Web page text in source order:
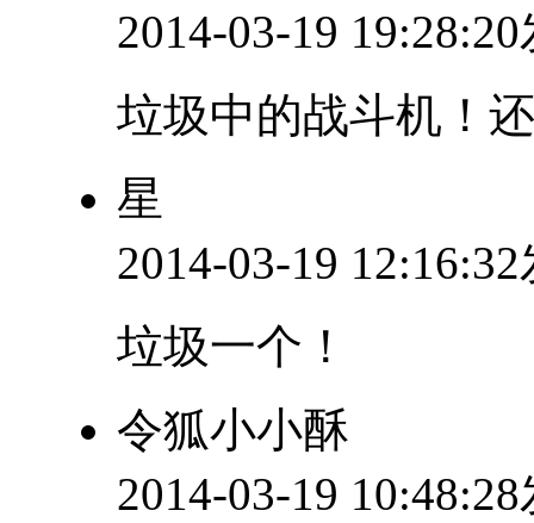
2014-03-19
垃圾中的战斗机！
星
2014-03-19
垃圾一个！
令狐小小酥
2014-03-19